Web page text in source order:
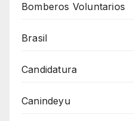
Bomberos Voluntarios
Brasil
Candidatura
Canindeyu